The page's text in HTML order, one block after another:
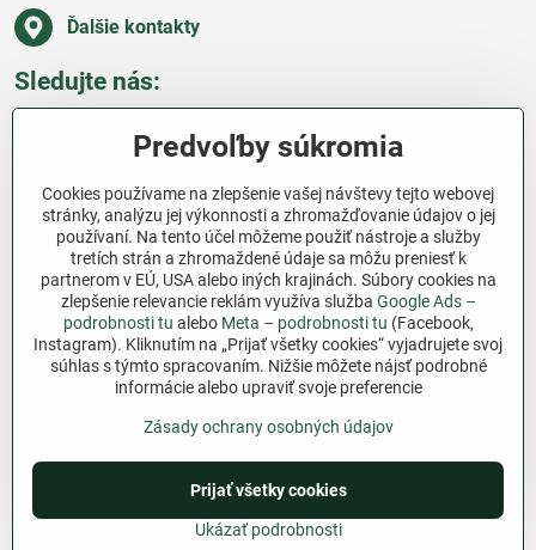
Ďalšie kontakty
Sledujte nás:
Všetko o nákupe
Ďakujeme za podporu
Sme slovenský e-shop bez dotácií​. Fungujeme len
vďaka vám – ľuďom, ktorí veria v poctivú prácu a
lásku k pôde​. Každý nákup na Jutro​.sk nám pomáha
pokračovať v tom, čo má zmysel – pomáhať
záhradkárom zadarmo a srdcom​.
©2026Copyright
Predvoľby súkromiaZásady ochrany osobných údajov
Podmienky používania
Vytvorené pomocou:BiznisWeb.sk
Predvoľby súkromia
Cookies používame na zlepšenie vašej návštevy tejto webovej
stránky, analýzu jej výkonnosti a zhromažďovanie údajov o jej
používaní. Na tento účel môžeme použiť nástroje a služby
tretích strán a zhromaždené údaje sa môžu preniesť k
partnerom v EÚ, USA alebo iných krajinách. Súbory cookies na
zlepšenie relevancie reklám využíva služba Google Ads –
podrobnosti tu alebo Meta – podrobnosti tu (Facebook,
Instagram). Kliknutím na „Prijať všetky cookies“ vyjadrujete svoj
súhlas s týmto spracovaním. Nižšie môžete nájsť podrobné
informácie alebo upraviť svoje preferencie
Zásady ochrany osobných údajov
Ukázať podrobnosti
Prijať všetky cookies